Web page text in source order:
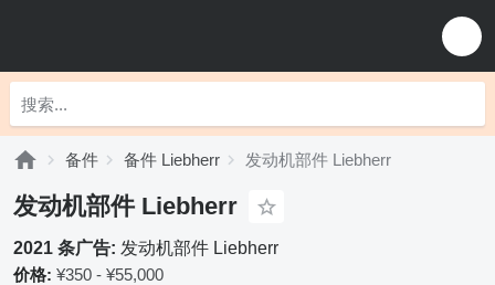
备件 备件 Liebherr 发动机部件 Liebherr
发动机部件 Liebherr
2021 条广告: 发动机部件 Liebherr
价格: ¥350 - ¥55,000